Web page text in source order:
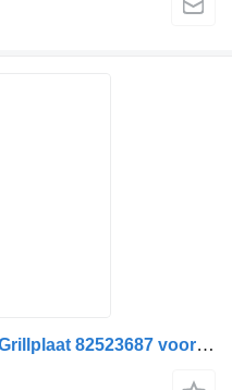
Volvo Body & Chassis Parts Grillplaat 82523687 voor vrachtwagen